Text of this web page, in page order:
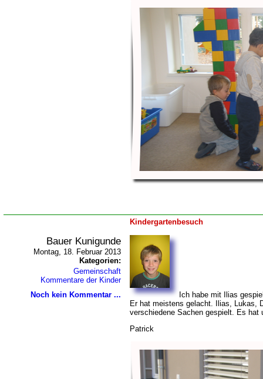
Kindergartenbesuch
Bauer Kunigunde
Montag, 18. Februar 2013
Kategorien:
Gemeinschaft
Kommentare der Kinder
Noch kein Kommentar ...
Ich habe mit Ilias
Er hat meistens gelacht. Ilias, Lukas,
verschiedene Sachen gespielt. Es hat
Patrick